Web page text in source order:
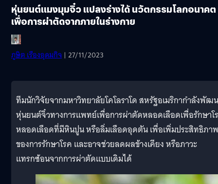
หุ่นยนต์แมงมุมจิ๋ว แปลงร่างได้ นวัตกรรมโลกอนาคต
เพื่อการผ่าตัดจากภายในร่างกาย
ภูษิต เรืองอุดมกิจ | 27/11/2023
ทีมนักวิจัยจากมหาวิทยาลัยโคโลราโด สหรัฐอเมริกากำลังพัฒ
หุ่นยนต์จิ๋วทางการแพทย์เพื่อการผ่าตัดหลอดเลือดเพื่อรักษาโ
หลอดเลือดที่มีหินปูน หรือลิ่มเลือดอุดตัน เพื่อเพิ่มประสิทธิภาพ
ของการรักษาโรค และอาจช่วยลดผลข้างเคียง หรือภาวะ
แทรกซ้อนจากการผ่าตัดแบบเดิมได้